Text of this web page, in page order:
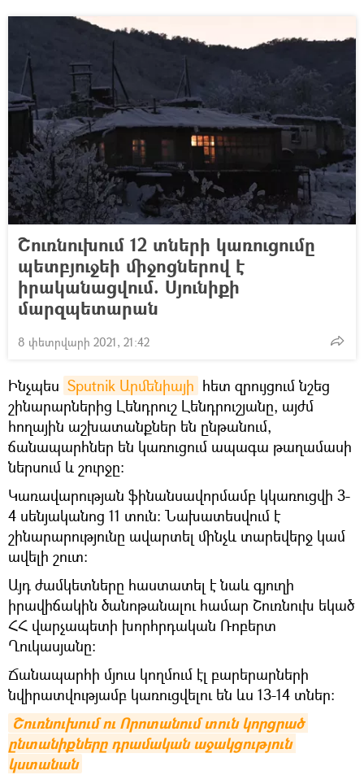
Շուռնուխում 12 տների կառուցումը
պետբյուջեի միջոցներով է
իրականացվում. Սյունիքի
մարզպետարան
8 փետրվարի 2021, 21:42
Ինչպես Sputnik Արմենիայի հետ զրույցում նշեց
շինարարներից Լենդրուշ Լենդրուշյանը, այժմ
հողային աշխատանքներ են ընթանում,
ճանապարհներ են կառուցում ապագա թաղամասի
ներսում և շուրջը:
Կառավարության ֆինանսավորմամբ կկառուցվի 3-
4 սենյականոց 11 տուն։ Նախատեսվում է
շինարարությունը ավարտել մինչև տարեվերջ կամ
ավելի շուտ։
Այդ ժամկետները հաստատել է նաև գյուղի
իրավիճակին ծանոթանալու համար Շուռնուխ եկած
ՀՀ վարչապետի խորհրդական Ռոբերտ
Ղուկասյանը։
Ճանապարհի մյուս կողմում էլ բարերարների
նվիրատվությամբ կառուցվելու են ևս 13-14 տներ։
Շուռնուխում ու Որոտանում տուն կորցրած
ընտանիքները դրամական աջակցություն
կստանան